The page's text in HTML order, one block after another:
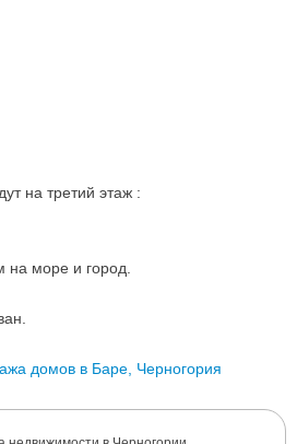
на третий этаж :
на море и город.
домов в Баре, Черногория